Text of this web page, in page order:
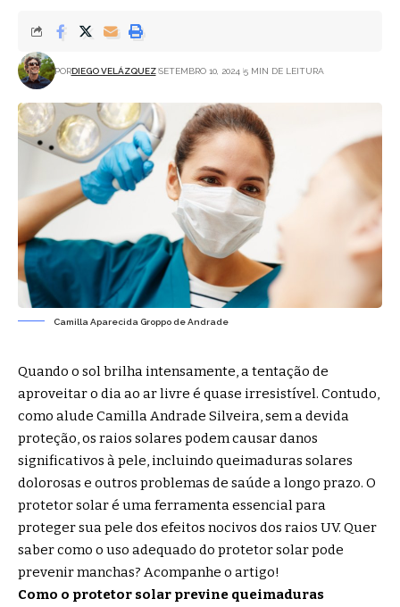
PORDIEGO VELÁZQUEZ SETEMBRO 10, 2024 5 MIN DE LEITURA
Camilla Aparecida Groppo de Andrade
Quando o sol brilha intensamente, a tentação de
aproveitar o dia ao ar livre é quase irresistível. Contudo,
como alude Camilla Andrade Silveira, sem a devida
proteção, os raios solares podem causar danos
significativos à pele, incluindo queimaduras solares
dolorosas e outros problemas de saúde a longo prazo. O
protetor solar é uma ferramenta essencial para
proteger sua pele dos efeitos nocivos dos raios UV. Quer
saber como o uso adequado do protetor solar pode
prevenir manchas? Acompanhe o artigo!
Como o protetor solar previne queimaduras